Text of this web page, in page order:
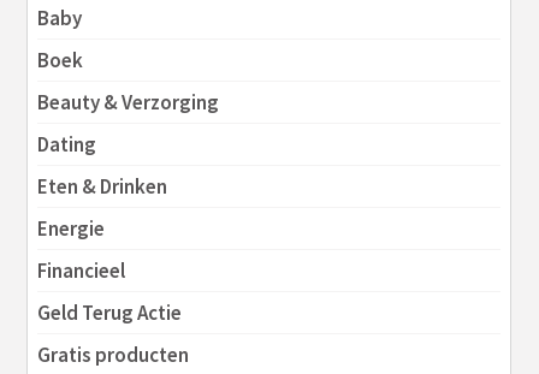
Baby
Boek
Beauty & Verzorging
Dating
Eten & Drinken
Energie
Financieel
Geld Terug Actie
Gratis producten